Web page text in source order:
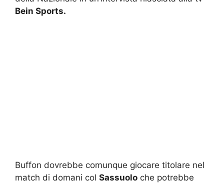
Bein Sports.
Buffon dovrebbe comunque giocare titolare nel
match di domani col Sassuolo che potrebbe